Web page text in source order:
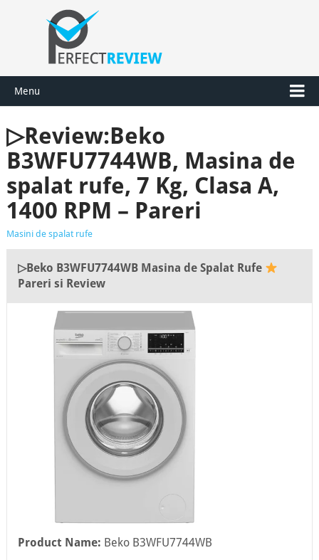
Menu
▷Review:Beko
B3WFU7744WB, Masina de
spalat rufe, 7 Kg, Clasa A,
1400 RPM – Pareri
Masini de spalat rufe
▷Beko B3WFU7744WB Masina de Spalat Rufe
Pareri si Review
Product Name: Beko B3WFU7744WB